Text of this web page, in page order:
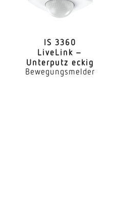
IS 3360
LiveLink –
Unterputz eckig
Bewegungsmelder